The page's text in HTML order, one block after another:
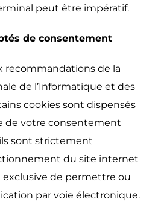
peut être impératif.
de consentement
recommandations de la
de l’Informatique et des
cookies sont dispensés
de votre consentement
sont strictement
du site internet
de permettre ou
par voie électronique.